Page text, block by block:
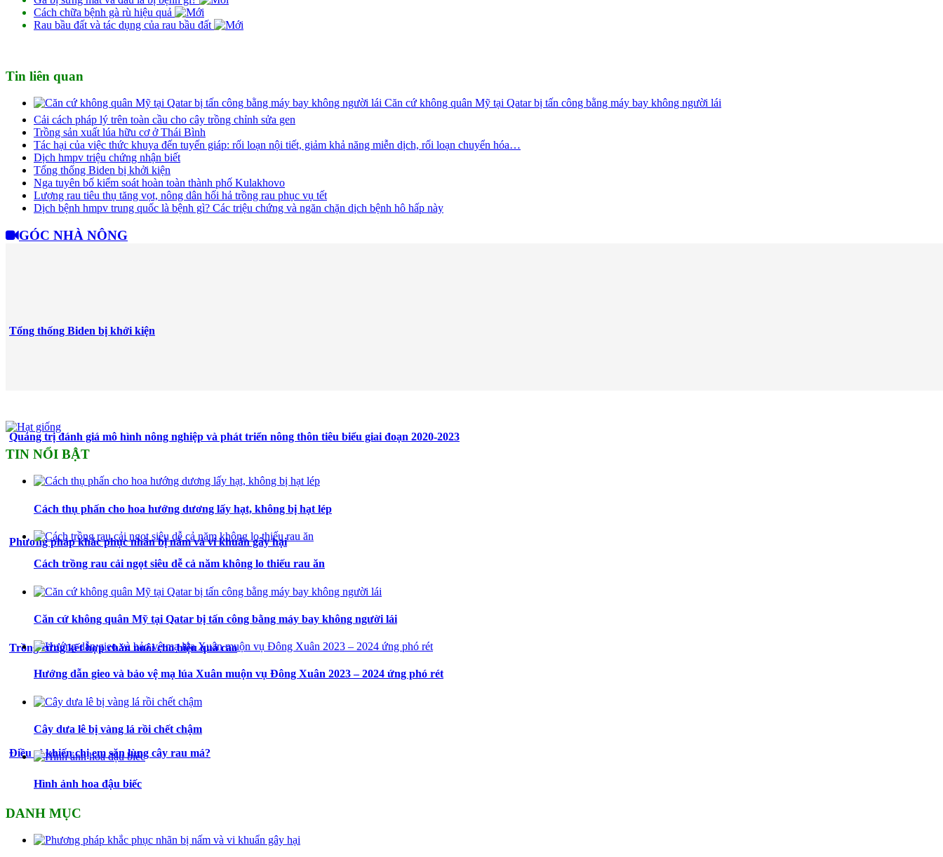
Cách chữa bệnh gà rù hiệu quả
Rau bầu đất và tác dụng của rau bầu đất
Tin liên quan
Căn cứ không quân Mỹ tại Qatar bị tấn công bằng máy bay không người lái
Cải cách pháp lý trên toàn cầu cho cây trồng chỉnh sửa gen
Trồng sản xuất lúa hữu cơ ở Thái Bình
Tác hại của việc thức khuya đến tuyến giáp: rối loạn nội tiết, giảm khả năng miễn dịch, rối loạn chuyển hóa…
Dịch hmpv triệu chứng nhận biết
Tổng thống Biden bị khởi kiện
Nga tuyên bố kiểm soát hoàn toàn thành phố Kulakhovo
Lượng rau tiêu thụ tăng vọt, nông dân hối hả trồng rau phục vụ tết
Dịch bệnh hmpv trung quốc là bệnh gì? Các triệu chứng và ngăn chặn dịch bệnh hô hấp này
GÓC NHÀ NÔNG
Tổng thống Biden bị khởi kiện
Quảng trị đánh giá mô hình nông nghiệp và phát triển nông thôn tiêu biểu giai đoạn 2020-2023
Phương pháp khắc phục nhãn bị nấm và vi khuẩn gây hại
Trồng rừng kết hợp chăn nuôi cho hiệu quả cao
Điều gì khiến chị em săn lùng cây rau má?
TIN NỔI BẬT
Cách thụ phấn cho hoa hướng dương lấy hạt, không bị hạt lép
Cách trồng rau cải ngọt siêu dễ cả năm không lo thiếu rau ăn
Căn cứ không quân Mỹ tại Qatar bị tấn công bằng máy bay không người lái
Hướng dẫn gieo và bảo vệ mạ lúa Xuân muộn vụ Đông Xuân 2023 – 2024 ứng phó rét
Cây dưa lê bị vàng lá rồi chết chậm
Hình ảnh hoa đậu biếc
DANH MỤC